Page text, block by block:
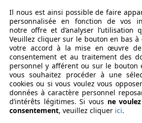
Il nous est ainsi possible de faire
personnalisée en fonction de vos
notre offre et d’analyser l’utilisation
Veuillez cliquer sur le bouton en bas
votre accord à la mise en œuvre de
consentement et au traitement des
personnel y afférent ou sur le bouton
vous souhaitez procéder à une
cookies ou si vous voulez vous
données à caractère personnel
d’intérêts légitimes. Si vous ne
consentement, veuillez cliquer ici.